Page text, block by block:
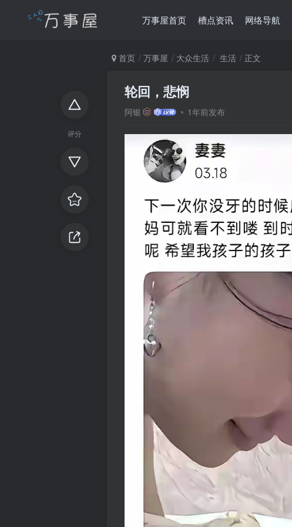
万事屋首页 槽点资讯 网络导航
评分
首页 万事屋 大众生活 生活 正文
轮回，悲悯
阿银 1年前发布